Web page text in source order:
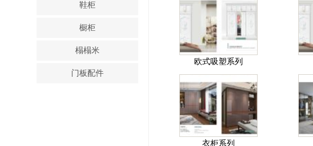
鞋柜
橱柜
榻榻米
门板配件
欧式吸塑系列
衣柜系列